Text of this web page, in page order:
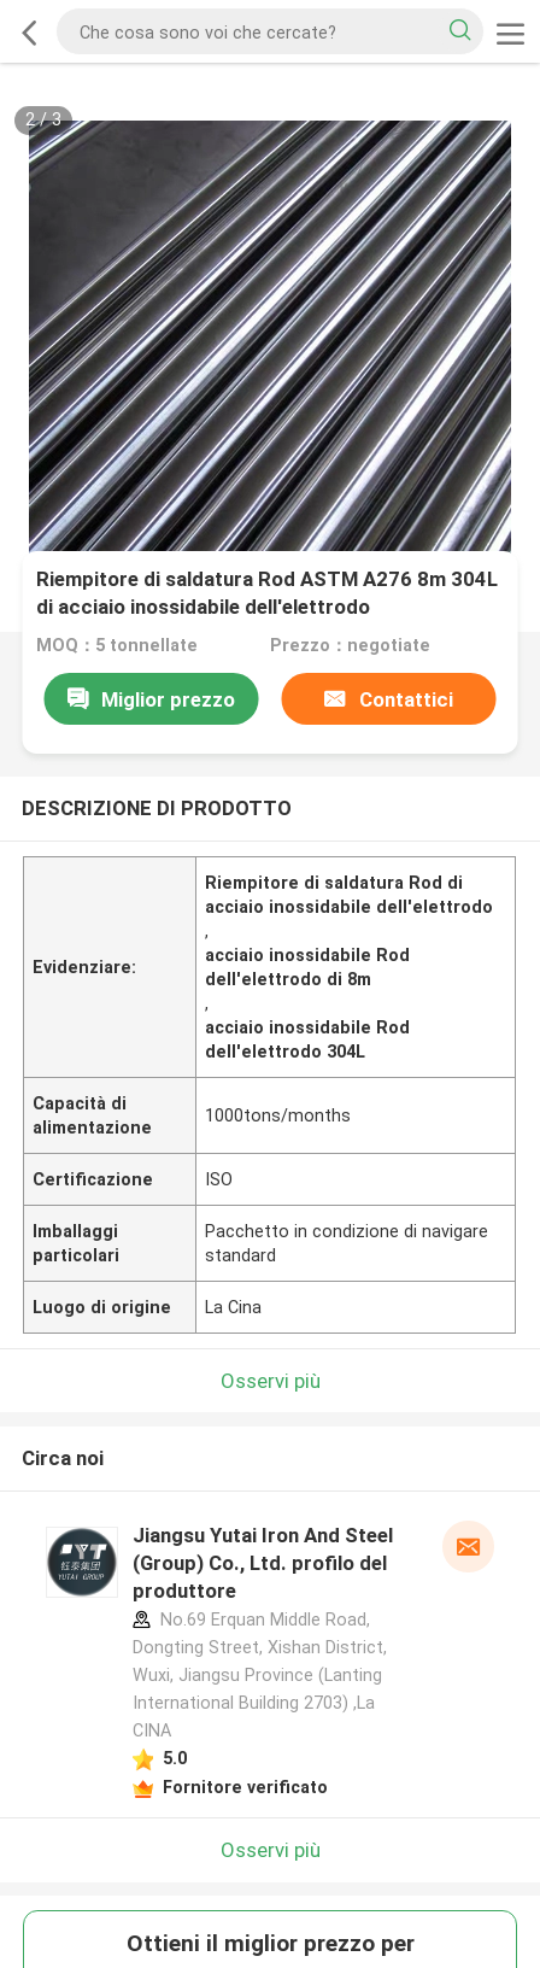
2/3
Riempitore di saldatura Rod ASTM A276 8m 304L
di acciaio inossidabile dell'elettrodo
MOQ：5 tonnellate Prezzo：negotiate
Miglior prezzo Contattici
DESCRIZIONE DI PRODOTTO
Evidenziare:
Riempitore di saldatura Rod di
acciaio inossidabile dell'elettrodo
,
acciaio inossidabile Rod
dell'elettrodo di 8m
,
acciaio inossidabile Rod
dell'elettrodo 304L
Capacità di
alimentazione
1000tons/months
Certificazione ISO
Imballaggi
particolari
Pacchetto in condizione di navigare
standard
Luogo di origine La Cina
Osservi più
Circa noi
Jiangsu Yutai Iron And Steel
(Group) Co., Ltd. profilo del
produttore
No.69 Erquan Middle Road,
Dongting Street, Xishan District,
Wuxi, Jiangsu Province (Lanting
International Building 2703) ,La
CINA
5.0
Fornitore verificato
Osservi più
Ottieni il miglior prezzo per